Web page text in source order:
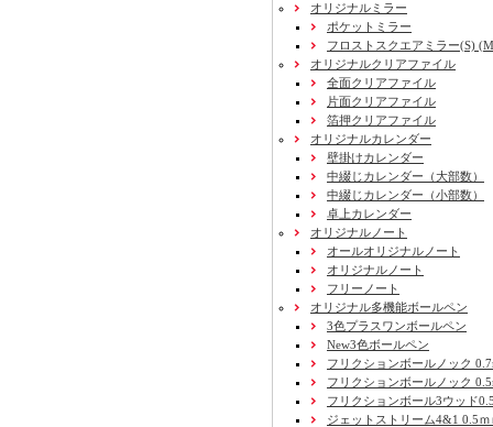
オリジナルミラー
ポケットミラー
フロストスクエアミラー(S)
オリジナルクリアファイル
全面クリアファイル
片面クリアファイル
箔押クリアファイル
オリジナルカレンダー
壁掛けカレンダー
中綴じカレンダー（大部数）
中綴じカレンダー（小部数）
卓上カレンダー
オリジナルノート
オールオリジナルノート
オリジナルノート
フリーノート
オリジナル多機能ボールペン
3色プラスワンボールペン
New3色ボールペン
フリクションボールノック
フリクションボールノック
フリクションボール3ウッド
ジェットストリーム4&1 0.5ｍ